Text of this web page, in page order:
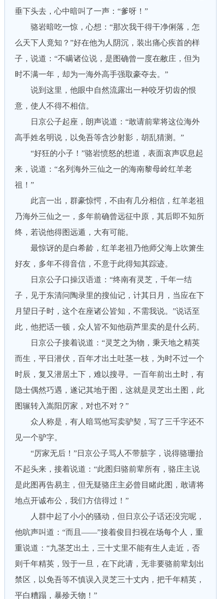
垂下头去，心中暗叫了一声：“爹呀！”
骆岩暗吃一惊，心想：“那次我干得干净俐落，怎
么天下人竟知？”好在他为人阴沉，装出痛心疾首的样
子，说道：“不瞒诸位说，是图确曾一度在敝庄，但为
时不满一年，却为一海外高手强取豪夺去。”
说到这里，他眼中自然流露出一种咬牙切齿的恨
意，使人不得不相信。
日京公子起座，朗声说道：“敢请前辈将这位海外
高手姓名明说，以免吾等含沙射影，胡乱猜测。”
“好狂的小子！”骆岩愤怒的想道，表面哀声叹息起
来，说道：“名列海外三仙之一的海南黎母岭红羊老
祖！”
此言一出，群豪惊愕，不由有几分相信，红羊老祖
乃海外三仙之一，多年前确曾远征中原，其后即不知所
终，若说他得图远遁，大有可能。
最惊讶的是白希龄，红羊老祖乃他师父海上吹箫生
好友，多年不得音信，不意于此得知其踪迹。
日京公子口操汉语道：“终南有灵芝，千年一结
子，见于东清问陶录里的搜仙记，计其日月，当应在下
月望日子时，这个在座诸公皆知，不需我说。”说话至
此，他把话一顿，众人皆不知他葫芦里卖的是什么药。
日京公子接着说道：“灵芝之为物，秉天地之精英
而生，平日潜伏，百年才出土吐茎一枝，为时不过一个
时辰，复又潜居土下，难以搜寻。一百年前出土时，有
隐士偶然巧遇，遂记其地于图，这就是灵芝出土图，此
图辗转入嵩阳厉家，对也不对？”
众人称是，有人暗骂他写卖驴契，写了三千字还不
见一个驴字。
“厉家无后！”日京公子骂人不带脏字，说得骆珊抬
不起头来，接着说道：“此图归骆前辈所有，骆庄主说
是此图再告易主，但无疑骆庄主必曾目睹此图，敢请将
地点开诚布公，我们方信得过！”
人群中起了小小的骚动，但日京公子话还没完呢，
他吭声叫道：“而且——”接着俊目扫视在场每个人，重
重说道：“九茎芝出土，三十丈里不能有生人走近，否
则千年精英，毁于一旦，在下此请，无非要骆前辈划出
禁区，以免吾等不慎误入灵芝三十丈内，把千年精英，
平白糟蹋，暴殄天物！”